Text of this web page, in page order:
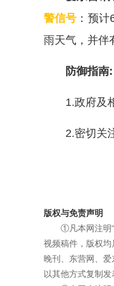
警信号 ：预
雨天气，并伴
防御指南:
1.政府及
2.密切关
版权与免责声明
①凡本网注明
视频稿件，版权
晚刊、东营网、
以其他方式复制